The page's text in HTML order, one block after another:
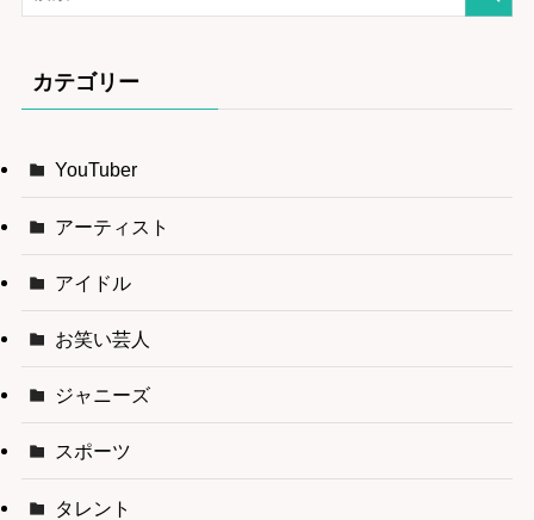
カテゴリー
YouTuber
アーティスト
アイドル
お笑い芸人
ジャニーズ
スポーツ
タレント